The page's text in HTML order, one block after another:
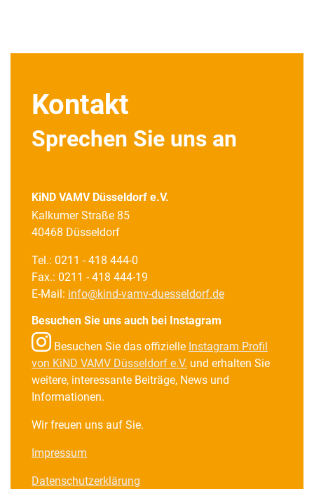
Kontakt
Sprechen Sie uns an
KiND VAMV Düsseldorf e.V.
Kalkumer Straße 85
40468 Düsseldorf
Tel.: 0211 - 418 444-0
Fax.: 0211 - 418 444-19
E-Mail: info@kind-vamv-duesseldorf.de
Besuchen Sie uns auch bei Instagram
Besuchen Sie das offizielle Instagram Profil
von KiND VAMV Düsseldorf e.V. und erhalten Sie
weitere, interessante Beiträge, News und
Informationen.
Wir freuen uns auf Sie.
Impressum
Datenschutzerklärung